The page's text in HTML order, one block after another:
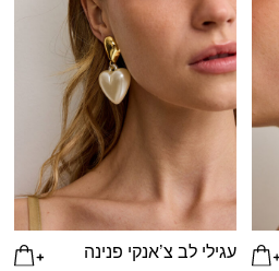
עגילי לב צ’אנקי פנינה